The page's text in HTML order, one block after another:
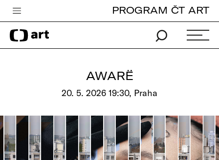
Česká televize
Zpravodajství
Pro děti
edu
PROGRAM ČT ART
AWARË
20. 5. 2026 19:30, Praha